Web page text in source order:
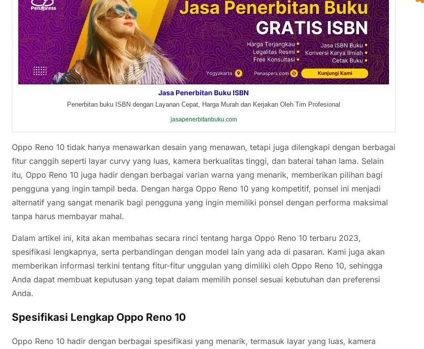
Jasa Penerbitan Buku ISBN
Penerbitan buku ISBN dengan Layanan Cepat, Harga Murah dan Kerjakan Oleh Tim Profesional
jasapenerbitanbuku.com
Oppo Reno 10 tidak hanya menawarkan desain yang menawan, tetapi juga dilengkapi dengan berbagai
fitur canggih seperti layar curvy yang luas, kamera berkualitas tinggi, dan baterai tahan lama. Selain
itu, Oppo Reno 10 juga hadir dengan berbagai varian warna yang menarik, memberikan pilihan bagi
pengguna yang ingin tampil beda. Dengan harga Oppo Reno 10 yang kompetitif, ponsel ini menjadi
alternatif yang sangat menarik bagi pengguna yang ingin memiliki ponsel dengan performa maksimal
tanpa harus membayar mahal.
Dalam artikel ini, kita akan membahas secara rinci tentang harga Oppo Reno 10 terbaru 2023,
spesifikasi lengkapnya, serta perbandingan dengan model lain yang ada di pasaran. Kami juga akan
memberikan informasi terkini tentang fitur-fitur unggulan yang dimiliki oleh Oppo Reno 10, sehingga
Anda dapat membuat keputusan yang tepat dalam memilih ponsel sesuai kebutuhan dan preferensi
Anda.
Spesifikasi Lengkap Oppo Reno 10
Oppo Reno 10 hadir dengan berbagai spesifikasi yang menarik, termasuk layar yang luas, kamera